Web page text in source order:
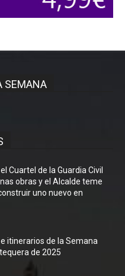
SEMANA
Cuartel de la Guardia Civil
obras y el Alcalde teme
uno nuevo en
itinerarios de la Semana
de 2025